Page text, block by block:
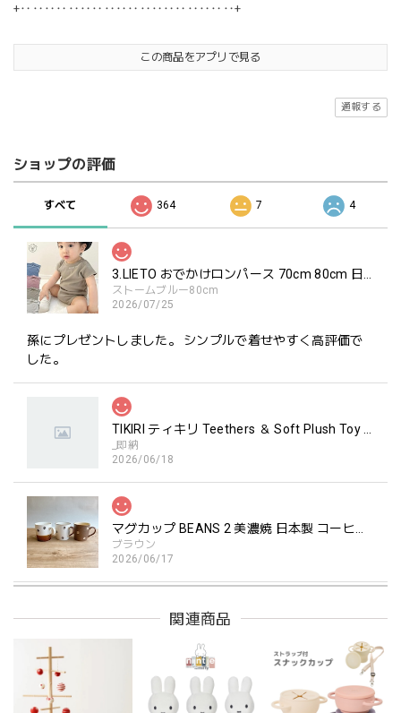
+‥‥‥‥‥‥‥‥‥‥‥‥‥‥‥‥‥‥+
この商品をアプリで見る
通報する
ショップの評価
すべて 364 7 4
ストームブルー80cm
2026/07/25
孫にプレゼントしました。 シンプルで着せやすく高評価で
した。
_即納
2026/06/18
ブラウン
2026/06/17
持ちやすいようで今持ってるおもちゃの中で1番長く握って
関連商品